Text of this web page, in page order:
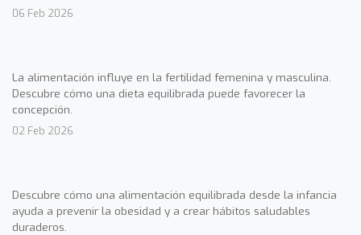
06 Feb 2026
La alimentación influye en la fertilidad femenina y masculina.
Descubre cómo una dieta equilibrada puede favorecer la
concepción.
02 Feb 2026
Descubre cómo una alimentación equilibrada desde la infancia
ayuda a prevenir la obesidad y a crear hábitos saludables
duraderos.